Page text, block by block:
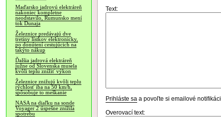
Maďarsko jadrovú elektráreň
nakoniec kompletne
neodstavilo, Rumunsko mení
tok Dunaja
Železnice predávajú dve
tretiny lístkov elektronicky,
po donútení cestujúcich na
takýto nákup
Ďalšia jadrová elektráreň
južne od Slovenska musela
kvôli teplu znížiť výkon
Železnice znižujú kvôli teplu
rýchlosť iba na 50 km/h,
spôsobuje to meškanie
NASA na diaľku na sonde
Voyager 2 úspešne znížila
spotrebu
Text:
Prihláste sa a povoľte si emailové
Overovací text: